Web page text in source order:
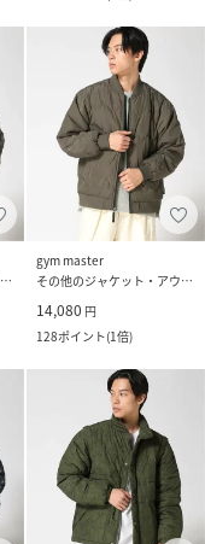
その他のジャケット・アウター
gym master
その他のジャケット・アウター
14,080 円
128ポイント(1倍)